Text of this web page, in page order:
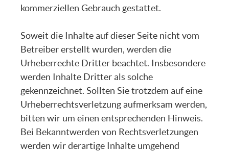
kommerziellen Gebrauch gestattet.
Soweit die Inhalte auf dieser Seite nicht vom
Betreiber erstellt wurden, werden die
Urheberrechte Dritter beachtet. Insbesondere
werden Inhalte Dritter als solche
gekennzeichnet. Sollten Sie trotzdem auf eine
Urheberrechtsverletzung aufmerksam werden,
bitten wir um einen entsprechenden Hinweis.
Bei Bekanntwerden von Rechtsverletzungen
werden wir derartige Inhalte umgehend